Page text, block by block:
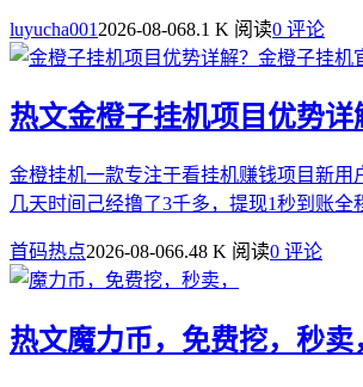
luyucha001 2026-08-068.1 K 阅读0 评论
热文金橙子挂机项目优势
金橙挂机一款专注于看挂机赚钱项目新用
几天时间己经撸了3千多，提现1秒到账全
首码热点2026-08-066.48 K 阅读0 评论
热文魔力币，免费挖，秒卖